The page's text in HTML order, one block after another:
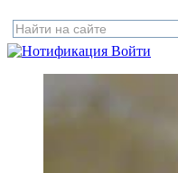
Войти